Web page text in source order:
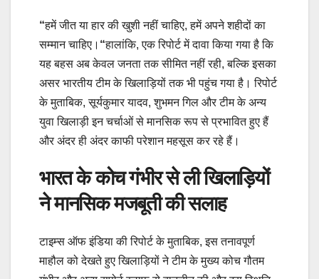
“हमें जीत या हार की खुशी नहीं चाहिए, हमें अपने शहीदों का
सम्मान चाहिए। “हालांकि, एक रिपोर्ट में दावा किया गया है कि
यह बहस अब केवल जनता तक सीमित नहीं रही, बल्कि इसका
असर भारतीय टीम के खिलाड़ियों तक भी पहुंच गया है। रिपोर्ट
के मुताबिक, सूर्यकुमार यादव, शुभमन गिल और टीम के अन्य
युवा खिलाड़ी इन चर्चाओं से मानसिक रूप से प्रभावित हुए हैं
और अंदर ही अंदर काफी परेशान महसूस कर रहे हैं।
भारत के कोच गंभीर से ली खिलाड़ियों
ने मानसिक मजबूती की सलाह
टाइम्स ऑफ इंडिया की रिपोर्ट के मुताबिक, इस तनावपूर्ण
माहौल को देखते हुए खिलाड़ियों ने टीम के मुख्य कोच गौतम